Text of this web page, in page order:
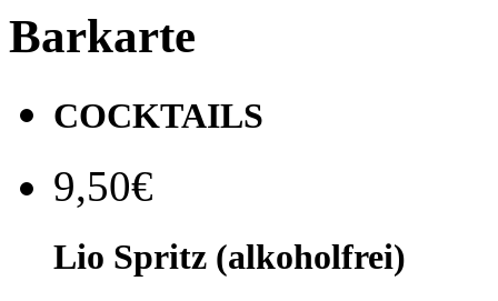
Barkarte
COCKTAILS
9,50€
Lio Spritz (alkoholfrei)